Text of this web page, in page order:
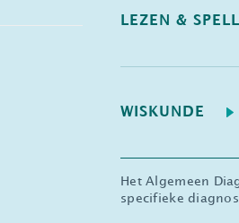
LEZEN &
WISKUNDE
Het Algemeen
specifieke